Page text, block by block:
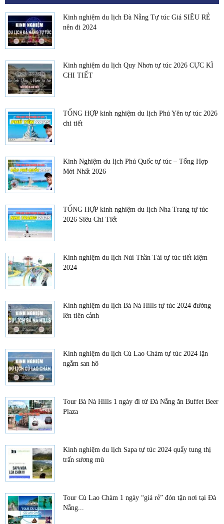
Kinh nghiệm du lịch Đà Nẵng Tự túc Giá SIÊU RẺ
nên đi 2024
Kinh nghiệm du lịch Quy Nhơn tự túc 2026 CỰC KÌ
CHI TIẾT
TỔNG HỢP kinh nghiệm du lịch Phú Yên tự túc 2026
chi tiết
Kinh Nghiệm du lịch Phú Quốc tự túc – Tổng Hợp
Mới Nhất 2026
TỔNG HỢP kinh nghiệm du lịch Nha Trang tự túc
2026 Siêu Chi Tiết
Kinh nghiệm du lịch Núi Thần Tài tự túc tiết kiệm
2024
Kinh nghiệm du lịch Bà Nà Hills tự túc 2024 đường
lên tiên cảnh
Kinh nghiệm du lịch Cù Lao Chàm tự túc 2024 lặn
ngắm san hô
Tour Bà Nà Hills 1 ngày đi từ Đà Nẵng ăn Buffet Beer
Plaza
Kinh nghiệm du lịch Sapa tự túc 2024 quẩy tung thị
trấn sương mù
Tour Cù Lao Chàm 1 ngày “giá rẻ” đón tận nơi tại Đà
Nẵng...